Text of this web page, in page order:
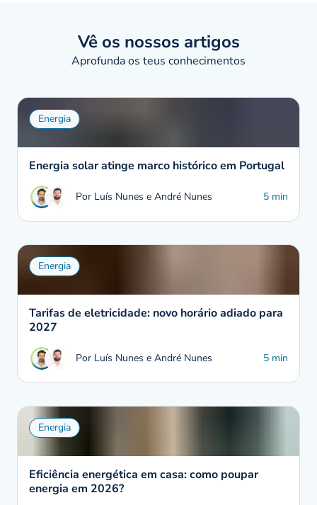
Vê os nossos artigos
Aprofunda os teus conhecimentos
Energia
Energia solar atinge marco histórico em Portugal
Por Luís Nunes e André Nunes 5 min
Energia
Tarifas de eletricidade: novo horário adiado para
2027
Por Luís Nunes e André Nunes 5 min
Energia
Eficiência energética em casa: como poupar
energia em 2026?